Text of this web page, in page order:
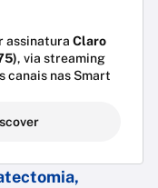
assinatura Claro
, via streaming
canais nas Smart